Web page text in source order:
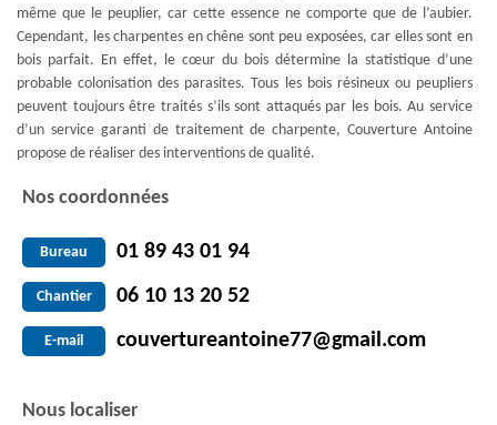
même que le peuplier, car cette essence ne comporte que de l’aubier.
Cependant, les charpentes en chêne sont peu exposées, car elles sont en
bois parfait. En effet, le cœur du bois détermine la statistique d’une
probable colonisation des parasites. Tous les bois résineux ou peupliers
peuvent toujours être traités s’ils sont attaqués par les bois. Au service
d’un service garanti de traitement de charpente, Couverture Antoine
propose de réaliser des interventions de qualité.
Nos coordonnées
Bureau 01 89 43 01 94
Chantier 06 10 13 20 52
E-mail couvertureantoine77@gmail.com
Nous localiser